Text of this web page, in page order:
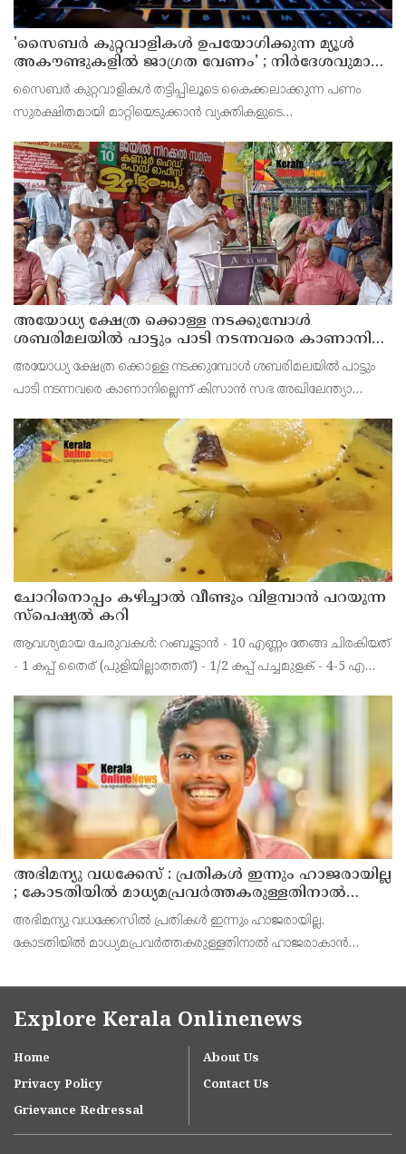
'സൈബര്‍ കുറ്റവാളികള്‍ ഉപയോഗിക്കുന്ന മ്യൂള്‍
അകൗണ്ടുകളില്‍ ജാഗ്രത വേണം' ; നിര്‍ദേശവുമായി
പൊലീസ്
സൈബര്‍ കുറ്റവാളികള്‍ തട്ടിപ്പിലൂടെ കൈക്കലാക്കുന്ന പണം
സുരക്ഷിതമായി മാറ്റിയെടുക്കാന്‍ വ്യക്തികളുടെ
അക്കൗണ്ടുകളായ മ്യൂള്‍ അകൗണ്ടുകളില്‍ ജാഗ്രത വേണമെന്ന
അയോധ്യ ക്ഷേത്ര ക്കൊള്ള നടക്കുമ്പോൾ
ശബരിമലയിൽ പാട്ടും പാടി നടന്നവരെ കാണാനില്ല ;
അയോധ്യ ക്ഷേത്ര ക്കൊള്ള നടക്കുമ്പോൾ ശബരിമലയിൽ പാട്ടും
പാടി നടന്നവരെ കാണാനില്ലെന്ന് കിസാൻ സഭ അഖിലേന്ത്യാ
മോർച്ചയുടേയും കേന്ദ്ര ട്രേഡ്‌ യൂണിയനുകളുടേയും ആഹ്വാനപ
ചോറിനൊപ്പം കഴിച്ചാൽ വീണ്ടും വിളമ്പാൻ പറയുന്ന
സ്പെഷ്യൽ കറി
ആവശ്യമായ ചേരുവകൾ: റംബൂട്ടാൻ - 10 എണ്ണം തേങ്ങ ചിരകിയത്
- 1 കപ്പ് തൈര് (പുളിയില്ലാത്തത്) - 1/2 കപ്പ് പച്ചമുളക് - 4-5 എണ്ണം
ആവശ്യത്തിന് പഞ്ചസാര - 1
അഭിമന്യു വധക്കേസ് : പ്രതികൾ ഇന്നും ഹാജരായില്ല
; കോടതിയിൽ മാധ്യമപ്രവർത്തകരുള്ളതിനാൽ
ഹാജരാകാൻ ബുദ്ധിമുട്ടെന്ന് പ്രതികൾ
അഭിമന്യു വധക്കേസിൽ പ്രതികൾ ഇന്നും ഹാജരായില്ല.
കോടതിയിൽ മാധ്യമപ്രവർത്തകരുള്ളതിനാൽ ഹാജരാകാൻ
വഴി വിചാരണയിൽ പങ്കെടുക്കാൻ അനുവദിക്കണമെന്നും പ്രതിഭാ
Explore Kerala Onlinenews
Home
About Us
Privacy Policy
Contact Us
Grievance Redressal